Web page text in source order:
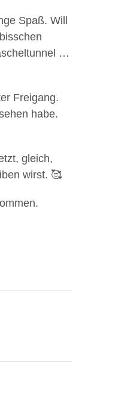
Spaß. Will
…
Freigang.
habe.
gleich,
wirst. 🥰